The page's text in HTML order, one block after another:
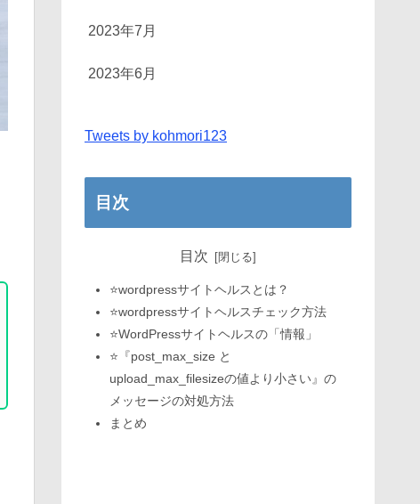
2023年7月
2023年6月
Tweets by kohmori123
目次
目次
⭐️wordpressサイトヘルスとは？
⭐️wordpressサイトヘルスチェック方法
⭐️WordPressサイトヘルスの「情報」
⭐️『post_max_size と
upload_max_filesizeの値より小さい』の
メッセージの対処方法
まとめ